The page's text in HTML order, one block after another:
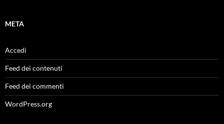
META
Accedi
Feed dei contenuti
Feed dei commenti
WordPress.org